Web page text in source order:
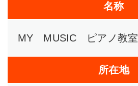
名称
MY MUSIC ピアノ教室
所在地